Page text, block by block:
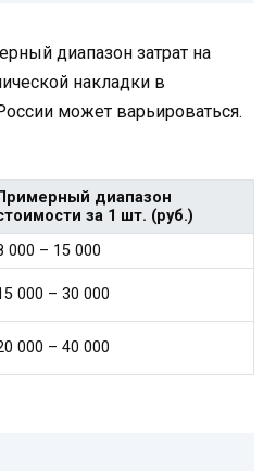
диапазон затрат на
накладки в
может варьироваться.
Примерный диапазон
за 1 шт. (руб.)
000 – 15 000
000 – 30 000
000 – 40 000